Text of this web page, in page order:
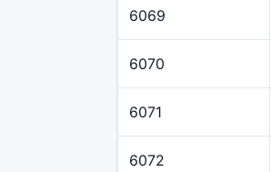
6069
6070
6071
6072